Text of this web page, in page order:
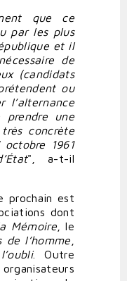
que ce
par les plus
et il
de
(candidats
ou
l’alternance
prendre une
concrète
1961
", a-t-il
prochain est
dont
Mémoire , le
de l’homme
. Outre